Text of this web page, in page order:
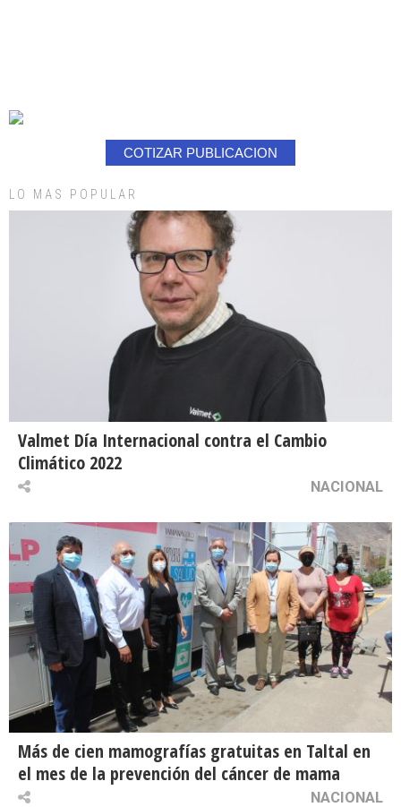
COTIZAR PUBLICACION
LO MAS POPULAR
Valmet Día Internacional contra el Cambio
Climático 2022
NACIONAL
Más de cien mamografías gratuitas en Taltal en
el mes de la prevención del cáncer de mama
NACIONAL